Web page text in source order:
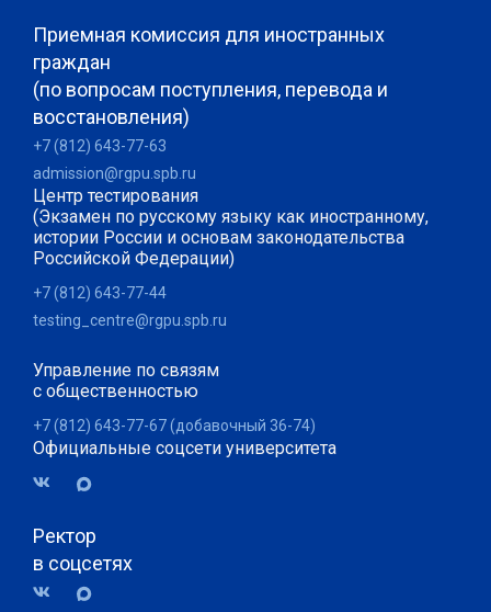
Приемная комиссия для иностранных
граждан
(по вопросам поступления, перевода и
восстановления)
+7 (812) 643-77-63
admission@rgpu.spb.ru
Центр тестирования
(Экзамен по русскому языку как иностранному,
истории России и основам законодательства
Российской Федерации)
+7 (812) 643-77-44
testing_centre@rgpu.spb.ru
Управление по связям
с общественностью
+7 (812) 643-77-67 (добавочный 36-74)
Официальные соцсети университета
Ректор
в соцсетях